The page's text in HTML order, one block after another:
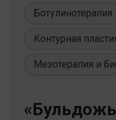
Ботулинотерапия
Контурная
Мезотерапия и